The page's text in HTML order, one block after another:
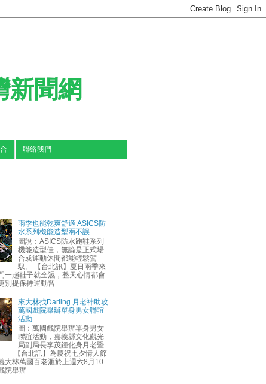
新聞網
聯絡我們
雨季也能乾爽舒適 ASICS防
水系列機能造型兩不誤
圖說：ASICS防水跑鞋系列
機能造型佳，無論是正式場
合或運動休閒都能輕鬆駕
馭。 【台北訊】夏日雨季來
一趟鞋子就全濕，整天心情都會
別提保持運動習
來大林找Darling 月老神助攻
萬國戲院舉辦單身男女聯誼
活動
圖：萬國戲院舉辦單身男女
聯誼活動，嘉義縣文化觀光
局副局長李茂鍾化身月老暨
【台北訊】為慶祝七夕情人節
大林萬國百老滙於上週六8月10
院舉辦